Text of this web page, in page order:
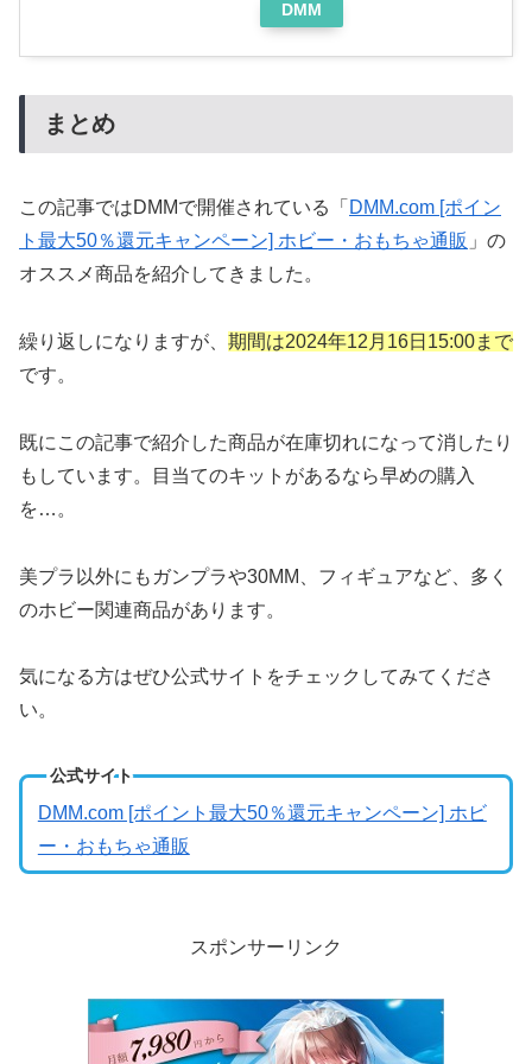
DMM
まとめ
この記事ではDMMで開催されている「 DMM.com [ポイン
ト最大50％還元キャンペーン] ホビー・おもちゃ通販 」の
オススメ商品を紹介してきました。
繰り返しになりますが、 期間は2024年12月16日15:00まで
です。
既にこの記事で紹介した商品が在庫切れになって消したり
もしています。目当てのキットがあるなら早めの購入
を…。
美プラ以外にもガンプラや30MM、フィギュアなど、多く
のホビー関連商品があります。
気になる方はぜひ公式サイトをチェックしてみてくださ
い。
公式サイト
DMM.com [ポイント最大50％還元キャンペーン] ホビ
ー・おもちゃ通販
スポンサーリンク